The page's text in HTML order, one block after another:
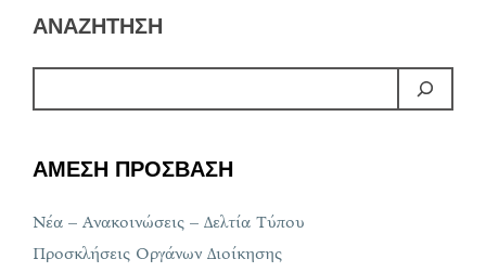
ΑΝΑΖΗΤΗΣΗ
ΑΜΕΣΗ ΠΡΟΣΒΑΣΗ
Νέα – Ανακοινώσεις – Δελτία Τύπου
Προσκλήσεις Οργάνων Διοίκησης